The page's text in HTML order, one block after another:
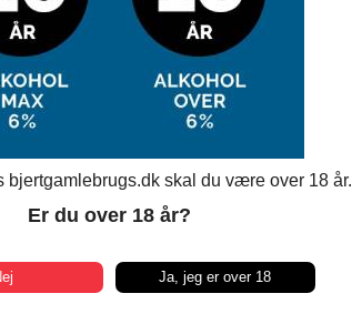
GRAHAM'S 20 YEARS OLD TAWNY
LÆG I KURV
bjertgamlebrugs.dk skal du være over 18 år.
Er du over 18 år?
Ja, jeg er over 18